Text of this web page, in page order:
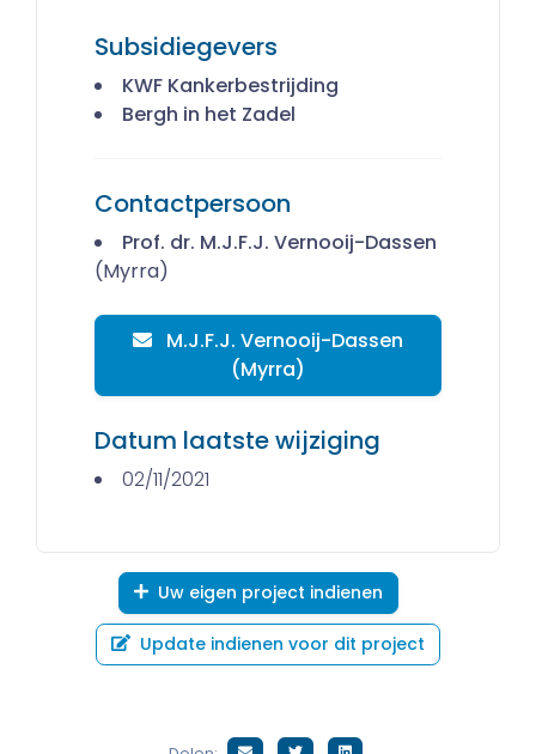
Subsidiegevers
KWF Kankerbestrijding
Bergh in het Zadel
Contactpersoon
Prof. dr. M.J.F.J. Vernooij­-Dassen
(Myrra)
M.J.F.J. Vernooij­-Dassen
(Myrra)
Datum laatste wijziging
02/11/2021
Uw eigen project indienen
Update indienen voor dit project